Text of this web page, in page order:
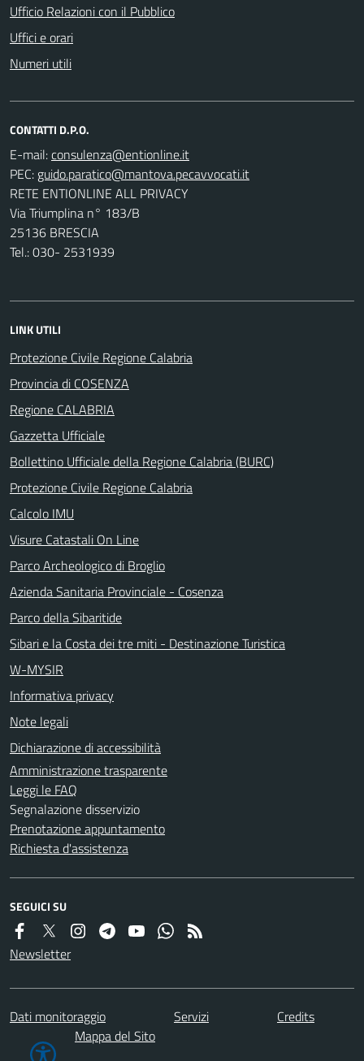
Ufficio Relazioni con il Pubblico
Uffici e orari
Numeri utili
CONTATTI D.P.O.
E-mail:
PEC:
RETE ENTIONLINE ALL PRIVACY
Via Triumplina n° 183/B
25136 BRESCIA
Tel.: 030- 2531939
LINK UTILI
Protezione Civile Regione Calabria
Provincia di COSENZA
Regione CALABRIA
Gazzetta Ufficiale
Bollettino Ufficiale della Regione Calabria (BURC)
Protezione Civile Regione Calabria
Calcolo IMU
Visure Catastali On Line
Parco Archeologico di Broglio
Azienda Sanitaria Provinciale - Cosenza
Parco della Sibaritide
Sibari e la Costa dei tre miti - Destinazione Turistica
W-MYSIR
Informativa privacy
Note legali
Dichiarazione di accessibilità
Amministrazione trasparente
Leggi le FAQ
Segnalazione disservizio
Prenotazione appuntamento
Richiesta d'assistenza
SEGUICI SU
Newsletter
Dati monitoraggio Servizi
Credits
Mappa del Sito